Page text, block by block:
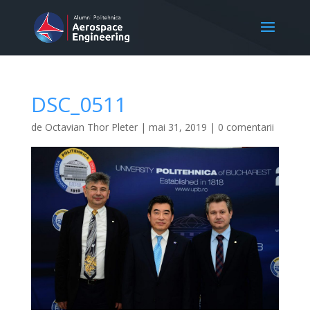
DSC_0511
de Octavian Thor Pleter| mai 31, 2019 | 0 comentarii